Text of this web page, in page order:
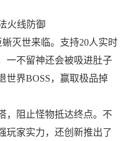
火线防御
灭世来临。支持20人实时
一不留神还会被吸进肚子
世界BOSS，赢取极品掉
，阻止怪物抵达终点。不
玩家实力，还创新推出了